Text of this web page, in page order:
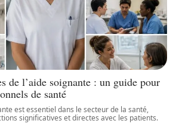
de l’aide soignante : un guide pour
de santé
est essentiel dans le secteur de la santé,
significatives et directes avec les patients.